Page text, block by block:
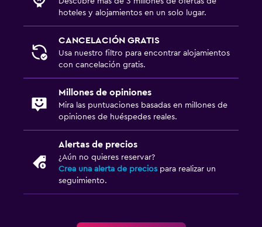
hoteles y alojamientos en un solo lugar.
CANCELACIÓN GRATIS
Usa nuestro filtro para encontrar alojamientos
con cancelación gratis.
Millones de opiniones
Mira las puntuaciones basadas en millones de
opiniones de huéspedes reales.
Alertas de precios
¿Aún no quieres reservar?
Crea una alerta de precios para realizar un
seguimiento.